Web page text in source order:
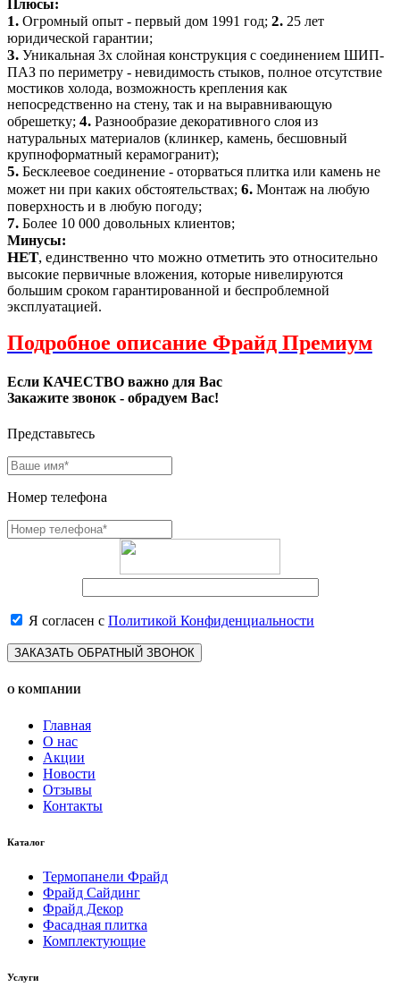
Плюсы:
1. Огромный опыт - первый дом 1991 год; 2. 25 лет
юридической гарантии;
3. Уникальная 3х слойная конструкция с соединением ШИП-
ПАЗ по периметру - невидимость стыков, полное отсутствие
мостиков холода, возможность крепления как
непосредственно на стену, так и на выравнивающую
обрешетку; 4. Разнообразие декоративного слоя из
натуральных материалов (клинкер, камень, бесшовный
крупноформатный керамогранит);
5. Бесклеевое соединение - оторваться плитка или камень не
может ни при каких обстоятельствах; 6. Монтаж на любую
поверхность и в любую погоду;
7. Более 10 000 довольных клиентов;
Минусы:
НЕТ, единственно что можно отметить это относительно
высокие первичные вложения, которые нивелируются
большим сроком гарантированной и беспроблемной
эксплуатацией.
Подробное описание Фрайд Премиум
Если КАЧЕСТВО важно для Вас
Закажите звонок - обрадуем Вас!
Представьтесь
Номер телефона
Я согласен с Политикой Конфиденциальности
ЗАКАЗАТЬ ОБРАТНЫЙ ЗВОНОК
О КОМПАНИИ
Главная
О нас
Акции
Новости
Отзывы
Контакты
Каталог
Термопанели Фрайд
Фрайд Сайдинг
Фрайд Декор
Фасадная плитка
Комплектующие
Услуги